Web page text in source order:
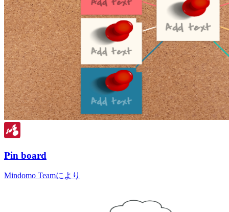
Pin board
Mindomo Teamにより